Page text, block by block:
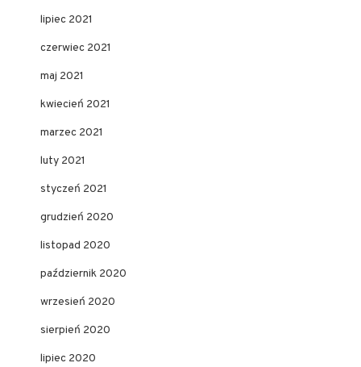
lipiec 2021
czerwiec 2021
maj 2021
kwiecień 2021
marzec 2021
luty 2021
styczeń 2021
grudzień 2020
listopad 2020
październik 2020
wrzesień 2020
sierpień 2020
lipiec 2020